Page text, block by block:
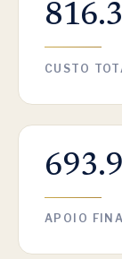
CUSTO
APOIO